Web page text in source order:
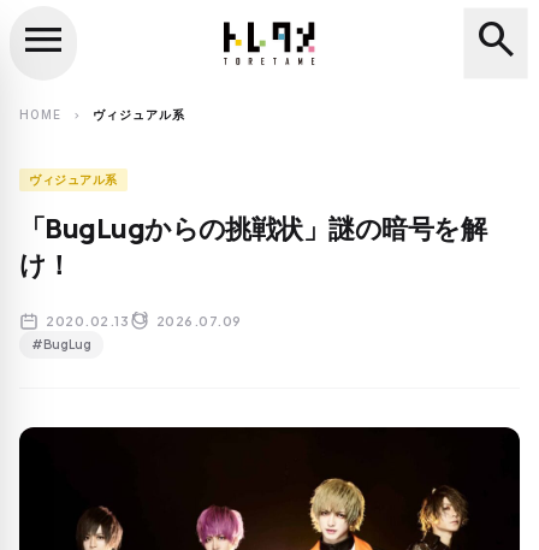
search
menu search
HOME chevron_right ヴィジュアル系
ヴィジュアル系
「BugLugからの挑戦状」謎の暗号を解
け！
2020.02.13 2026.07.09
#BugLug